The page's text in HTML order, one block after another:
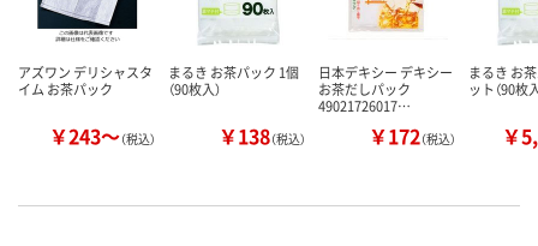
アズワン デリシャスタ
イム お茶パック
￥243～（税込）
まるき お茶パック 1個
（90枚入）
￥138（税込）
日本デキシー デキシー
お茶だしパック
49021726017…
￥172（税込）
まるき お
ット（90枚
￥